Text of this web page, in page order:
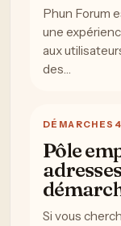
Phun Forum
une
aux
des…
DÉMARCHES
Pôle
Si vous